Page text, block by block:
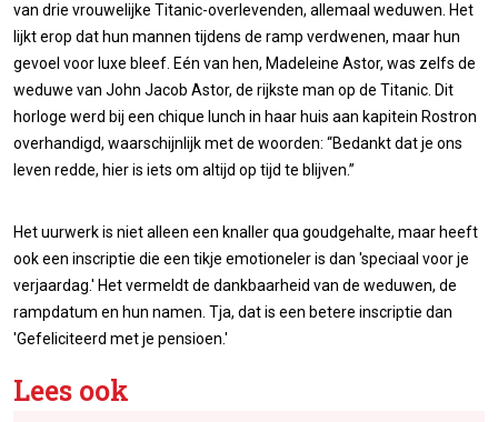
van drie vrouwelijke Titanic-overlevenden, allemaal weduwen. Het
lijkt erop dat hun mannen tijdens de ramp verdwenen, maar hun
gevoel voor luxe bleef. Eén van hen, Madeleine Astor, was zelfs de
weduwe van John Jacob Astor, de rijkste man op de Titanic. Dit
horloge werd bij een chique lunch in haar huis aan kapitein Rostron
overhandigd, waarschijnlijk met de woorden: “Bedankt dat je ons
leven redde, hier is iets om altijd op tijd te blijven.”
Het uurwerk is niet alleen een knaller qua goudgehalte, maar heeft
ook een inscriptie die een tikje emotioneler is dan 'speciaal voor je
verjaardag.' Het vermeldt de dankbaarheid van de weduwen, de
rampdatum en hun namen. Tja, dat is een betere inscriptie dan
'Gefeliciteerd met je pensioen.'
Lees ook